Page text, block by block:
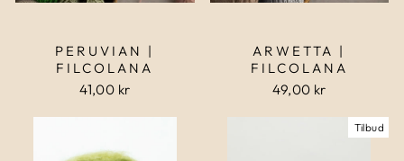
PERUVIAN |
FILCOLANA
41,00 kr
ARWETTA |
FILCOLANA
49,00 kr
Tilbud